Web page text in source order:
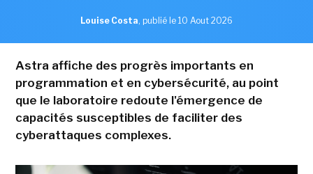
Louise Costa, publié le 10 Aout 2026
Astra affiche des progrès importants en
programmation et en cybersécurité, au point
que le laboratoire redoute l'émergence de
capacités susceptibles de faciliter des
cyberattaques complexes.